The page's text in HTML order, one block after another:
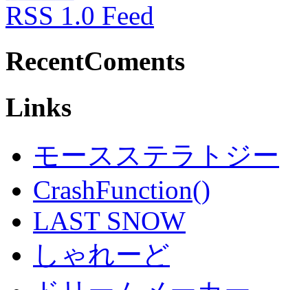
RSS 1.0 Feed
RecentComents
Links
モースステラトジー
CrashFunction()
LAST SNOW
しゃれーど